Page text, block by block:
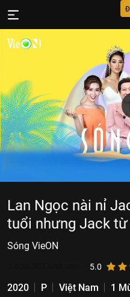
Lan Ngọc nài nỉ
tuổi nhưng Jack
Sóng VieON
5.0
2020 P Việt Nam 1